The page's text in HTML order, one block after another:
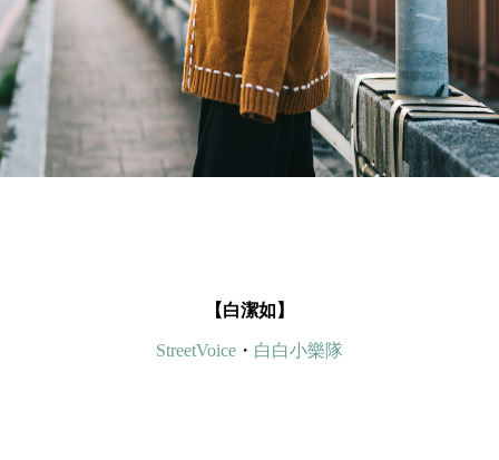
【白潔如】
StreetVoice ・ 白白小樂隊